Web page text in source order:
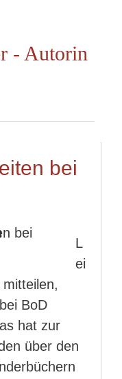
- Autorin
bei
L
ei
BoD
hat zur
über den